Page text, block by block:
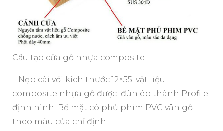
Cấu tạo cửa gỗ nhựa composite
– Nẹp cài với kích thước 12×55: vật liệu
composite nhựa gỗ được đùn ép thành Profile
định hình. Bề mặt có phủ phim PVC vân gỗ
theo màu của chỉ định.